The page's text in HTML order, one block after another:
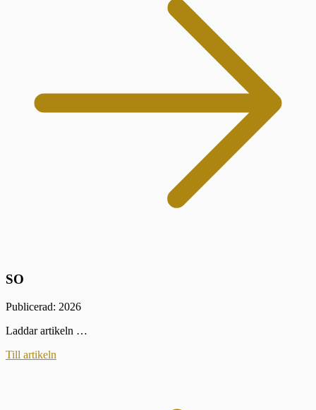
SO
Publicerad: 2026
Laddar artikeln …
Till artikeln